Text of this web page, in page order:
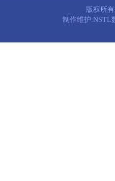
版权所
制作维护:NSTL